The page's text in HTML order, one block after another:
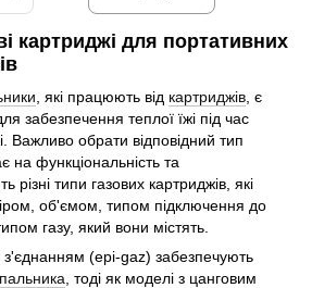
картриджі для портативних
, які працюють від картриджів , є
забезпечення теплої їжі під час
Важливо обрати відповідний тип
на функціональність та
різні типи газових картриджів, які
об'ємом, типом підключення до
газу, який вони містять.
з'єднанням (epi-gaz) забезпечують
пальника , тоді як моделі з цанговим